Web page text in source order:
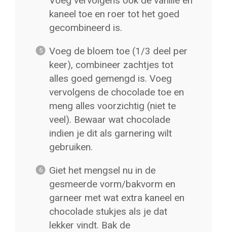
kaneel toe en roer tot het goed
gecombineerd is.
Voeg de bloem toe (1/3 deel per
keer), combineer zachtjes tot
alles goed gemengd is. Voeg
vervolgens de chocolade toe en
meng alles voorzichtig (niet te
veel). Bewaar wat chocolade
indien je dit als garnering wilt
gebruiken.
Giet het mengsel nu in de
gesmeerde vorm/bakvorm en
garneer met wat extra kaneel en
chocolade stukjes als je dat
lekker vindt. Bak de